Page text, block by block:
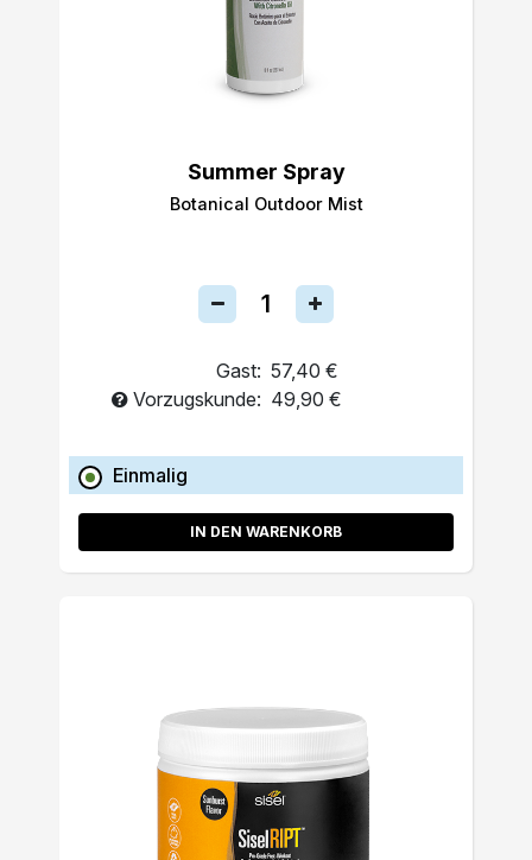
Summer Spray
Botanical Outdoor Mist
Gast: 57,40 €
Vorzugskunde: 49,90 €
Einmalig
IN DEN WARENKORB